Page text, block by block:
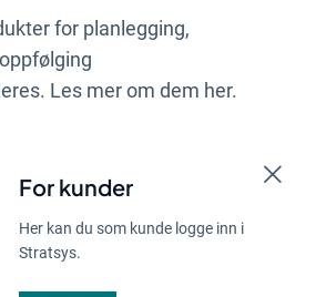
For kunder
Her kan du som kunde logge inn i
Stratsys.
for planlegging,
oppfølging
Les mer om dem her.